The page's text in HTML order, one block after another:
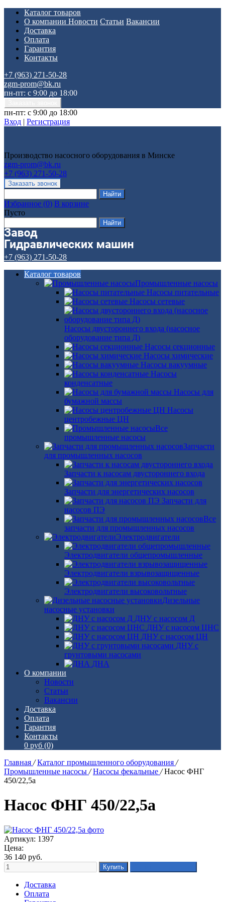
Каталог товаров
О компании Новости Статьи Вакансии
Доставка
Оплата
Гарантия
Контакты
+7 (963) 271-50-28
zgm-prom@bk.ru
пн-пт: с 9:00 до 18:00
пн-пт: с 9:00 до 18:00
Вход | Регистрация
Производство насосного оборудования в Минске
zgm-prom@bk.ru
+7 (963) 271-50-28
Избранное (0) В корзине
Пусто
+7 (963) 271-50-28
Каталог товаров
Промышленные насосы
Насосы питательные
Насосы сетевые
Насосы двустороннего входа (насосное
оборудование типа Д)
Насосы секционные
Насосы химические
Насосы вакуумные
Насосы
конденсатные
Насосы для
бумажной массы
Насосы
центробежные ЦН
Все
промышленные насосы
Запчасти
для промышленных насосов
Запчасти к насосам двустороннего входа
Запчасти для энергетических насосов
Запчасти для
насосов ПЭ
Все
запчасти для промышленных насосов
Электродвигатели
Электродвигатели общепромышленные
Электродвигатели взрывозащищенные
Электродвигатели высоковольтные
Дизельные
насосные установки
ДНУ с насосом Д
ДНУ с насосом ЦНС
ДНУ с насосом ЦН
ДНУ с
грунтовыми насосами
ДНА
О компании
Новости
Статьи
Вакансии
Доставка
Оплата
Гарантия
Контакты
0 руб (0)
Главная / Каталог промышленного оборудования /
Промышленные насосы / Насосы фекальные / Насос ФНГ
450/22,5а
Насос ФНГ 450/22,5а
Артикул: 1397
Цена:
36 140 руб.
Доставка
Оплата